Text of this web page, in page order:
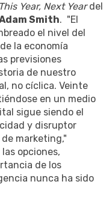
This Year, Next Yeardel
Smith. "El
el nivel del
la economía
previsiones
de nuestro
no cíclica. Veinte
en un medio
sigue siendo el
y disruptor
marketing,"
opciones,
de los
nunca ha sido